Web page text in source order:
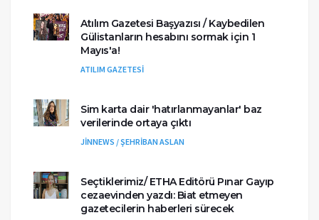
Atılım Gazetesi Başyazısı / Kaybedilen
Gülistanların hesabını sormak için 1
Mayıs'a!
ATILIM GAZETESİ
Sim karta dair 'hatırlanmayanlar' baz
verilerinde ortaya çıktı
JİNNEWS / ŞEHRİBAN ASLAN
Seçtiklerimiz/ ETHA Editörü Pınar Gayıp
cezaevinden yazdı: Biat etmeyen
gazetecilerin haberleri sürecek